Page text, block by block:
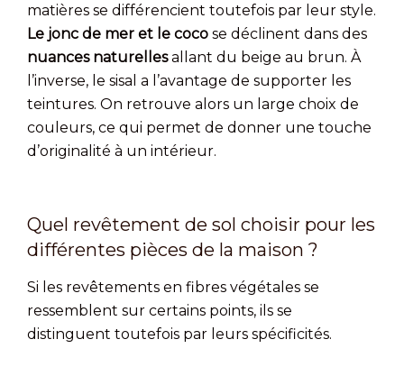
matières se différencient toutefois par leur style.
Le jonc de mer et le coco se déclinent dans des
nuances naturellesallant du beige au brun. À
l’inverse, le sisal a l’avantage de supporter les
teintures. On retrouve alors un large choix de
couleurs, ce qui permet de donner une touche
d’originalité à un intérieur.
Quel revêtement de sol choisir pour les
différentes pièces de la maison ?
Si les revêtements en fibres végétales se
ressemblent sur certains points, ils se
distinguent toutefois par leurs spécificités.